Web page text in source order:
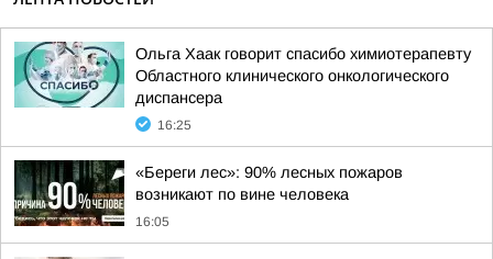
Ольга Хаак говорит спасибо химиотерапевту
Областного клинического онкологического
диспансера
16:25
«Береги лес»: 90% лесных пожаров
возникают по вине человека
16:05